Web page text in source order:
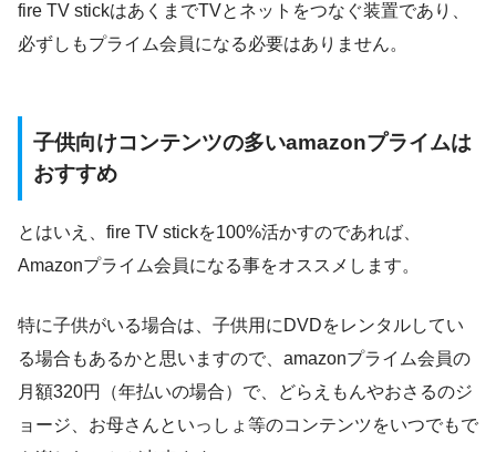
fire TV stickはあくまでTVとネットをつなぐ装置であり、
必ずしもプライム会員になる必要はありません。
子供向けコンテンツの多いamazonプライムは
おすすめ
とはいえ、fire TV stickを100%活かすのであれば、
Amazonプライム会員になる事をオススメします。
特に子供がいる場合は、子供用にDVDをレンタルしてい
る場合もあるかと思いますので、amazonプライム会員の
月額320円（年払いの場合）で、どらえもんやおさるのジ
ョージ、お母さんといっしょ等のコンテンツをいつでもで